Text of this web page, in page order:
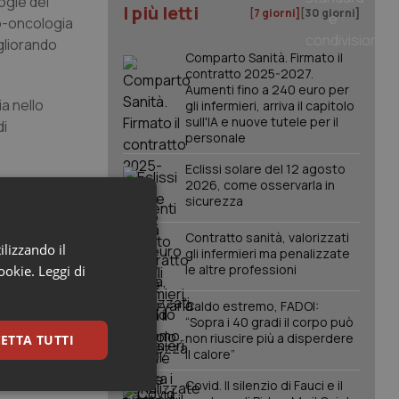
oncologia
nello
dei
danni
di
più
I più letti [7 giorni] [30 giorni]
Comparto Sanità. Firmato il
contratto 2025-2027.
Aumenti fino a 240 euro per
gli infermieri, arriva il capitolo
sull'IA e nuove tutele per il
personale
Eclissi solare del 12 agosto
2026, come osservarla in
sicurezza
Contratto sanità, valorizzati
gli infermieri ma penalizzate
le altre professioni
Caldo estremo, FADOI:
“Sopra i 40 gradi il corpo può
non riuscire più a disperdere
il calore”
Covid. Il silenzio di Fauci e il
il
Leggi di
TUTTI